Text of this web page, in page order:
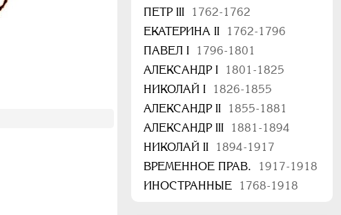
ПЕТР III
1762-1762
ЕКАТЕРИНА II
1762-1796
ПАВЕЛ I
1796-1801
АЛЕКСАНДР I
1801-1825
НИКОЛАЙ I
1826-1855
АЛЕКСАНДР II
1855-1881
АЛЕКСАНДР III
1881-1894
НИКОЛАЙ II
1894-1917
ВРЕМЕННОЕ ПРАВ.
1917-1918
ИНОСТРАННЫЕ
1768-1918